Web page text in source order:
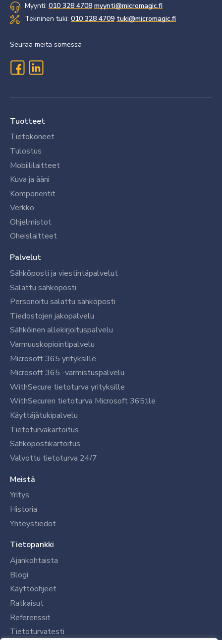
Myynti: 010 328 4708 myynti@micromagic.fi
Tekninen tuki: 010 328 4709 tuki@micromagic.fi
Seuraa meitä somessa
Tuotteet
Tietokoneet
Tulostus
Mobiililaitteet
Kuva ja ääni
Komponentit
Verkko
Ohjelmistot
Oheislaitteet
Palvelut
Sähköposti ja viestintäpalvelut
Salattu sähköposti
Personoitu salattu sähköposti
Tiedostojen jakopalvelu
Sähköinen allekirjoituspalvelu
Varmuuskopiointipalvelu
Microsoft 365 yrityksille
Microsoft 365 -varmistuspalvelu
WithSecure tietoturva yrityksille
WithSecuren tietoturva Microsoft 365:lle
Käyttäjätukipalvelu
Tietoturvakartoitus
Sähköpostikartoitus
Valvottu tietoturva 24/7
Meistä
Yritys
Historia
Yhteystiedot
Tietopankki
Ajankohtaista
Blogi
Käyttöohjeet
Ratkaisut
Referenssit
Tietoturvatesti